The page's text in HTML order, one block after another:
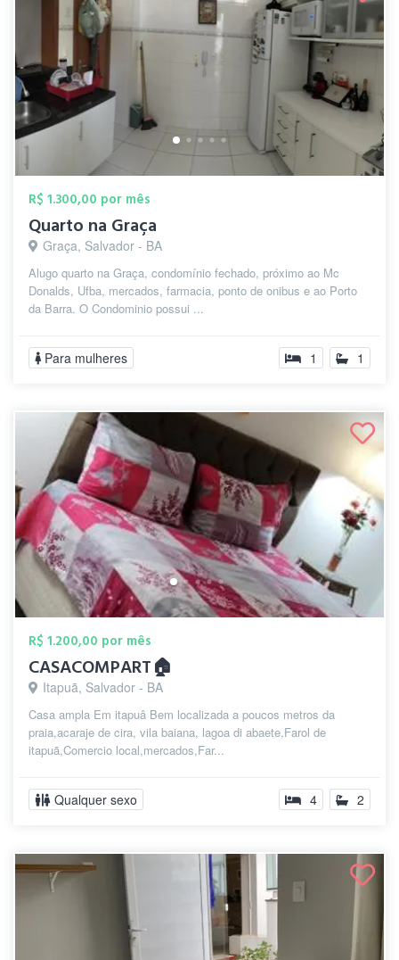
R$ 1.300,00 por mês
Quarto na Graça
Graça, Salvador - BA
Alugo quarto na Graça, condomínio fechado, próximo ao Mc
Donalds, Ufba, mercados, farmacia, ponto de onibus e ao Porto
da Barra. O Condominio possui ...
Para mulheres 1 1
R$ 1.200,00 por mês
CASACOMPART🏠
Itapuã, Salvador - BA
Casa ampla Em itapuâ Bem localizada a poucos metros da
praia,acaraje de cira, vila baiana, lagoa di abaete,Farol de
itapuã,Comercio local,mercados,Far...
Qualquer sexo 4 2